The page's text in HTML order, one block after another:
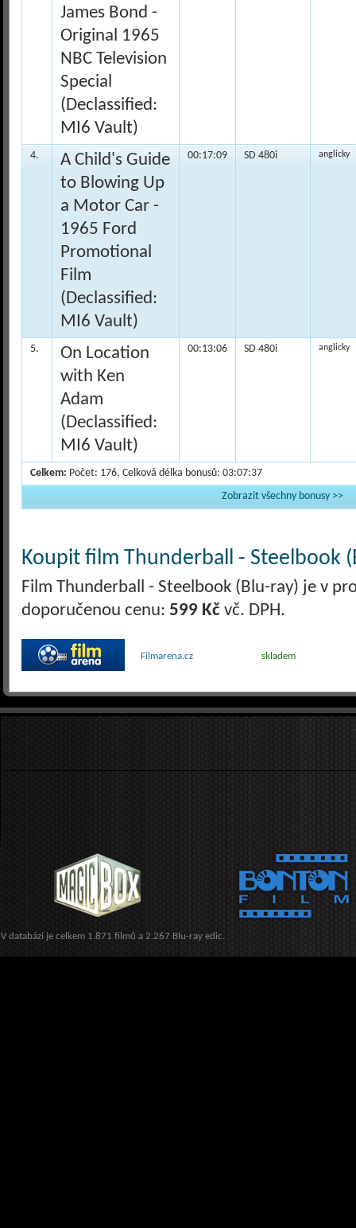
James Bond -
Original 1965
NBC Television
Special
(Declassified:
MI6 Vault)
4.
A Child's Guide
to Blowing Up
a Motor Car -
1965 Ford
Promotional
Film
(Declassified:
MI6 Vault)
00:17:09 SD 480i anglicky
5.
On Location
with Ken
Adam
(Declassified:
MI6 Vault)
00:13:06 SD 480i anglicky
Celkem: Počet: 176, Celková délka bonusů: 03:07:37
Zobrazit všechny bonusy >>
Koupit film Thunderball - Steelbook
Film Thunderball - Steelbook (Blu-ray) je v
doporučenou cenu: 599 Kč vč. DPH.
Filmarena.cz skladem
V databázi je celkem 1.871 filmů a 2.267 Blu-ray edic.